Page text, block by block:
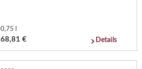
0,75 l
68,81 € Details